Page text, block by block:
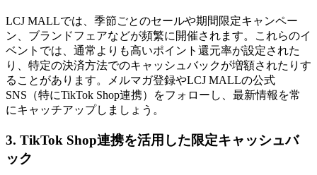
LCJ MALLでは、季節ごとのセールや期間限定キャンペー
ン、ブランドフェアなどが頻繁に開催されます。これらのイ
ベントでは、通常よりも高いポイント還元率が設定された
り、特定の決済方法でのキャッシュバックが増額されたりす
ることがあります。メルマガ登録やLCJ MALLの公式
SNS（特にTikTok Shop連携）をフォローし、最新情報を常
にキャッチアップしましょう。
3. TikTok Shop連携を活用した限定キャッシュバ
ック